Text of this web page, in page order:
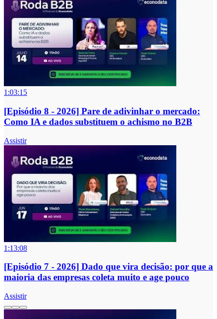
1:03:15
[Episódio 8 - 2026] Pare de adivinhar o mercado:
Como IA e dados substituem o achismo no B2B
Assistir
1:13:08
[Episódio 7 - 2026] Dado que vira decisão: por que a
maioria das empresas coleta muito e age pouco
Assistir